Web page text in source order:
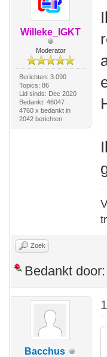
Willeke_IGKT
Moderator
Berichten: 3.090
Topics: 86
Lid sinds: Dec 2020
Bedankt: 46047
4760 x bedankt in
2042 berichten
Zoek
Bedankt door:
Bacchus